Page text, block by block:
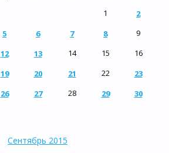
1
2
5 6 7 8
9
12 13 14 15
16
19 20 21 22
23
26 27 28 29
30
Сентябрь 2015